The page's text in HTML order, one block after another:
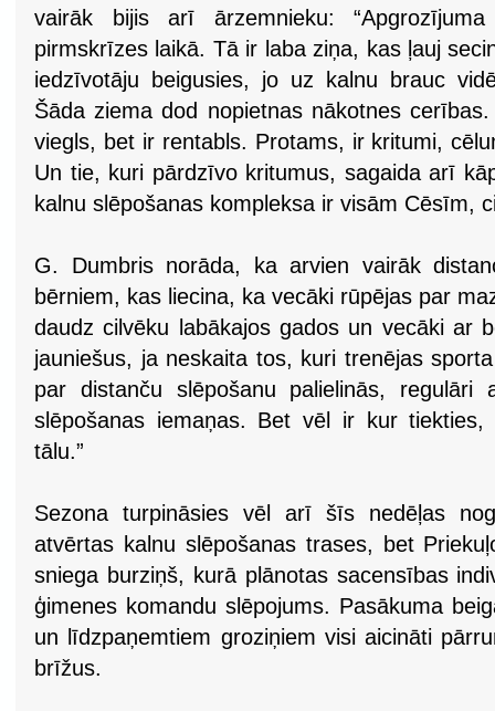
vairāk bijis arī ārzemnieku:
pirmskrīzes laikā. Tā ir laba ziņa, kas ļauj
iedzīvotāju beigusies, jo uz kalnu brauc
Šāda ziema dod nopietnas nākotnes
viegls, bet ir rentabls. Protams, ir kritumi,
Un tie, kuri pārdzīvo kritumus, sagaida arī
kalnu slēpošanas kompleksa ir visām Cēsīm,
G. Dumbris norāda, ka arvien vairāk
bērniem, kas liecina, ka vecāki rūpējas par
daudz cilvēku labākajos gados un vecāki ar
jauniešus, ja neskaita tos, kuri trenējas
par distanču slēpošanu palielinās,
slēpošanas iemaņas. Bet vēl ir kur
tālu.”
Sezona turpināsies vēl arī šīs nedēļas
atvērtas kalnu slēpošanas trases, bet
sniega burziņš, kurā plānotas sacensības
ģimenes komandu slēpojums. Pasākuma
un līdzpaņemtiem groziņiem visi aicināti
brīžus.